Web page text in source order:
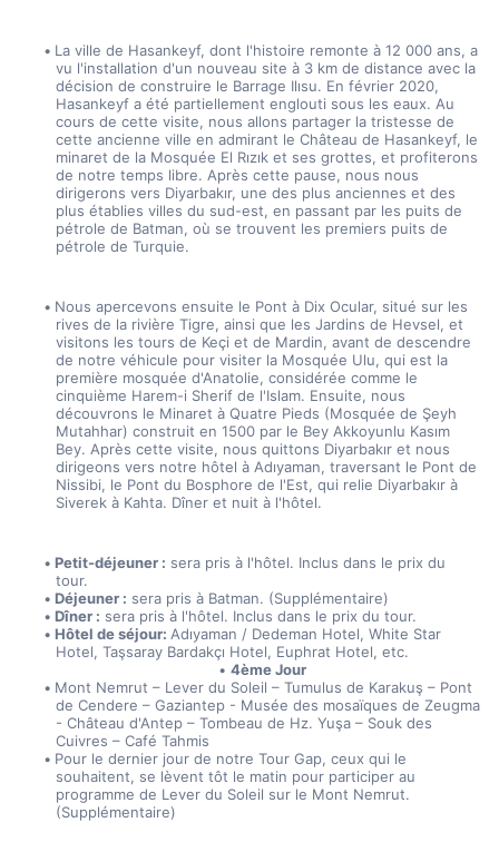
La ville de Hasankeyf, dont l'histoire remonte à 12 000 ans, a
vu l'installation d'un nouveau site à 3 km de distance avec la
décision de construire le Barrage Ilısu. En février 2020,
Hasankeyf a été partiellement englouti sous les eaux. Au
cours de cette visite, nous allons partager la tristesse de
cette ancienne ville en admirant le Château de Hasankeyf, le
minaret de la Mosquée El Rızık et ses grottes, et profiterons
de notre temps libre. Après cette pause, nous nous
dirigerons vers Diyarbakır, une des plus anciennes et des
plus établies villes du sud-est, en passant par les puits de
pétrole de Batman, où se trouvent les premiers puits de
pétrole de Turquie.
Nous apercevons ensuite le Pont à Dix Ocular, situé sur les
rives de la rivière Tigre, ainsi que les Jardins de Hevsel, et
visitons les tours de Keçi et de Mardin, avant de descendre
de notre véhicule pour visiter la Mosquée Ulu, qui est la
première mosquée d'Anatolie, considérée comme le
cinquième Harem-i Sherif de l'Islam. Ensuite, nous
découvrons le Minaret à Quatre Pieds (Mosquée de Şeyh
Mutahhar) construit en 1500 par le Bey Akkoyunlu Kasım
Bey. Après cette visite, nous quittons Diyarbakır et nous
dirigeons vers notre hôtel à Adıyaman, traversant le Pont de
Nissibi, le Pont du Bosphore de l'Est, qui relie Diyarbakır à
Siverek à Kahta. Dîner et nuit à l'hôtel.
Petit-déjeuner : sera pris à l'hôtel. Inclus dans le prix du
tour.
Déjeuner : sera pris à Batman. (Supplémentaire)
Dîner : sera pris à l'hôtel. Inclus dans le prix du tour.
Hôtel de séjour: Adıyaman / Dedeman Hotel, White Star
Hotel, Taşsaray Bardakçı Hotel, Euphrat Hotel, etc.
4ème Jour
Mont Nemrut – Lever du Soleil – Tumulus de Karakuş – Pont
de Cendere – Gaziantep - Musée des mosaïques de Zeugma
- Château d'Antep – Tombeau de Hz. Yuşa – Souk des
Cuivres – Café Tahmis
Pour le dernier jour de notre Tour Gap, ceux qui le
souhaitent, se lèvent tôt le matin pour participer au
programme de Lever du Soleil sur le Mont Nemrut.
(Supplémentaire)